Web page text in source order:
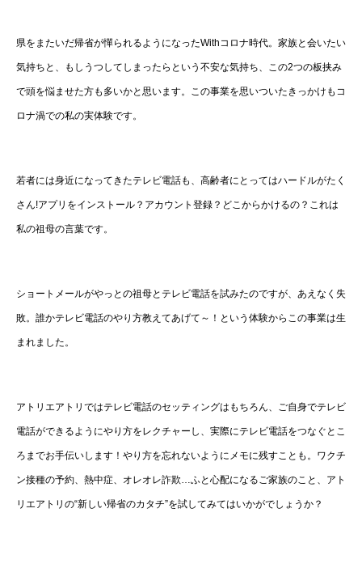
県をまたいだ帰省が憚られるようになったWithコロナ時代。家族と会いたい
気持ちと、もしうつしてしまったらという不安な気持ち、この2つの板挟み
で頭を悩ませた方も多いかと思います。この事業を思いついたきっかけもコ
ロナ渦での私の実体験です。
若者には身近になってきたテレビ電話も、高齢者にとってはハードルがたく
さん!アプリをインストール？アカウント登録？どこからかけるの？これは
私の祖母の言葉です。
ショートメールがやっとの祖母とテレビ電話を試みたのですが、あえなく失
敗。誰かテレビ電話のやり方教えてあげて～！という体験からこの事業は生
まれました。
アトリエアトリではテレビ電話のセッティングはもちろん、ご自身でテレビ
電話ができるようにやり方をレクチャーし、実際にテレビ電話をつなぐとこ
ろまでお手伝いします！やり方を忘れないようにメモに残すことも。ワクチ
ン接種の予約、熱中症、オレオレ詐欺…ふと心配になるご家族のこと、アト
リエアトリの“新しい帰省のカタチ”を試してみてはいかがでしょうか？